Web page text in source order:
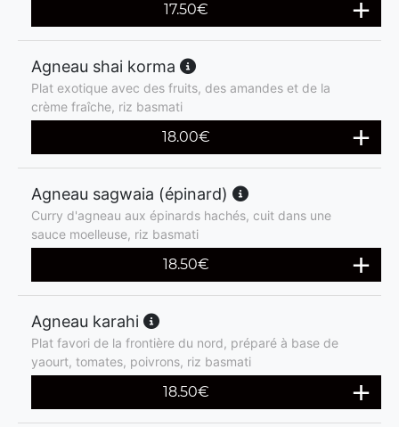
17.50€
Agneau shai korma
Plat exotique avec des fruits, des amandes et de la
crème fraîche, riz basmati
18.00€
Agneau sagwaia (épinard)
Curry d'agneau aux épinards hachés, cuit dans une
sauce moelleuse, riz basmati
18.50€
Agneau karahi
Plat favori de la frontière du nord, préparé à base de
yaourt, tomates, poivrons, riz basmati
18.50€